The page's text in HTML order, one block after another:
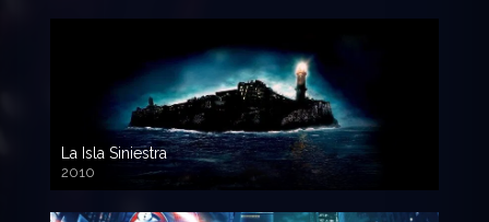
La Isla Siniestra
2010
720p HD